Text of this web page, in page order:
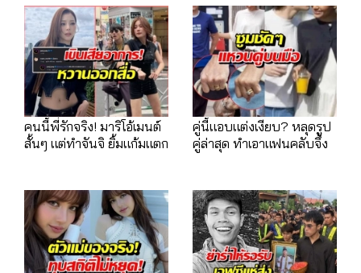
คนนี้พี่รักจริง! มาริโอ้เมนต์
สั้นๆ แต่ทำจันจิ ยิ้มแก้มแตก
คู่นี้แอบแต่งเงียบ? หลุดรูป
คู่ล่าสุด ทำเอาแฟนคลับจึ้ง